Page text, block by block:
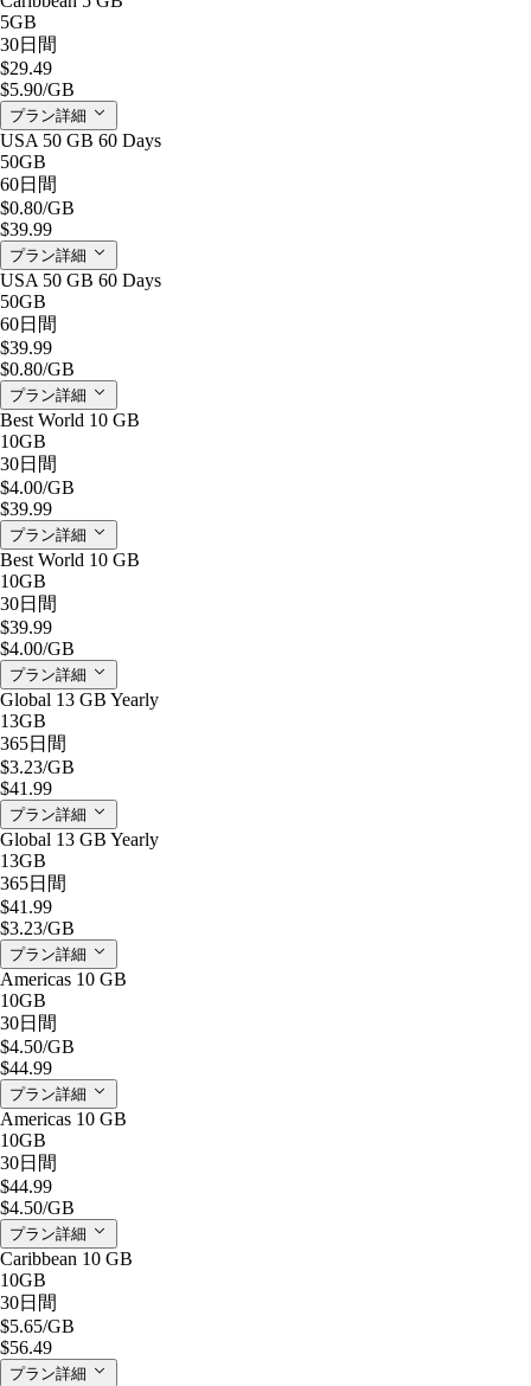
5GB
30日間
$29.49
$5.90/GB
プラン詳細
USA 50 GB 60 Days
50GB
60日間
$0.80/GB
$39.99
プラン詳細
USA 50 GB 60 Days
50GB
60日間
$39.99
$0.80/GB
プラン詳細
Best World 10 GB
10GB
30日間
$4.00/GB
$39.99
プラン詳細
Best World 10 GB
10GB
30日間
$39.99
$4.00/GB
プラン詳細
Global 13 GB Yearly
13GB
365日間
$3.23/GB
$41.99
プラン詳細
Global 13 GB Yearly
13GB
365日間
$41.99
$3.23/GB
プラン詳細
Americas 10 GB
10GB
30日間
$4.50/GB
$44.99
プラン詳細
Americas 10 GB
10GB
30日間
$44.99
$4.50/GB
プラン詳細
Caribbean 10 GB
10GB
30日間
$5.65/GB
$56.49
プラン詳細